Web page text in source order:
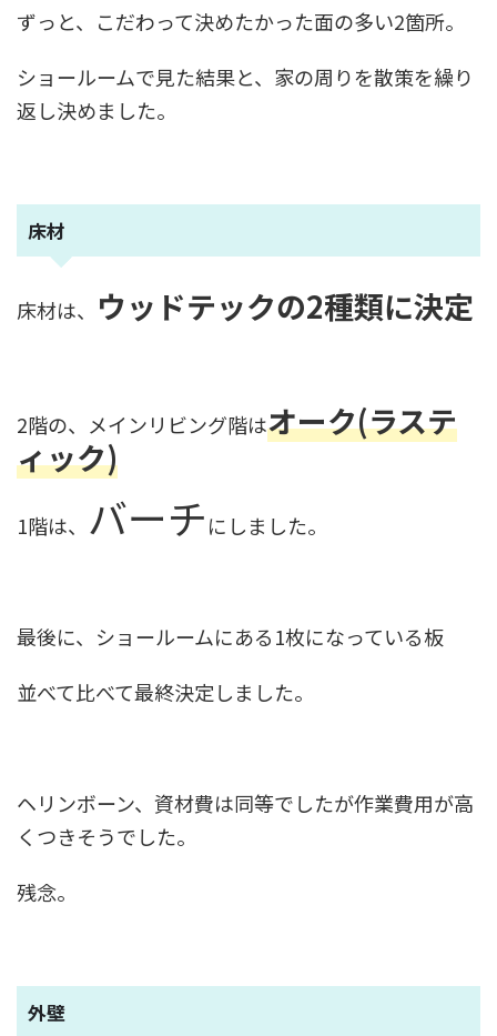
ずっと、こだわって決めたかった面の多い2箇所。
ショールームで見た結果と、家の周りを散策を繰り
返し決めました。
床材
床材は、 ウッドテックの2種類に決定
2階の、メインリビング階はオーク(ラステ
ィック)
1階は、 バーチにしました。
最後に、ショールームにある1枚になっている板
並べて比べて最終決定しました。
ヘリンボーン、資材費は同等でしたが作業費用が高
くつきそうでした。
残念。
外壁